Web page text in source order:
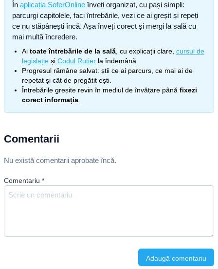
În aplicația SoferOnline înveți organizat, cu pași simpli:
parcurgi capitolele, faci întrebările, vezi ce ai greșit și repeți
ce nu stăpânești încă. Așa înveți corect și mergi la sală cu
mai multă încredere.
Ai toate întrebările de la sală , cu explicații clare, cursul de
legislație și Codul Rutier la îndemână.
Progresul rămâne salvat: știi ce ai parcurs, ce mai ai de
repetat și cât de pregătit ești.
Întrebările greșite revin în mediul de învățare până fixezi
corect informația
Comentarii
Nu există comentarii aprobate încă.
Comentariu *
Adaugă comentariu